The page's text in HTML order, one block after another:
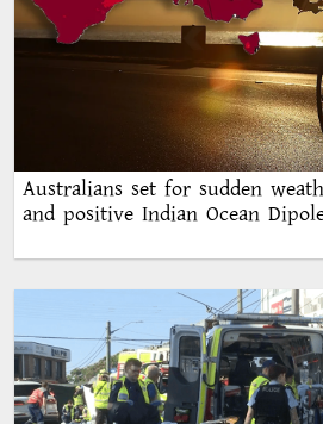
Australians set for sudden
and positive Indian Ocean